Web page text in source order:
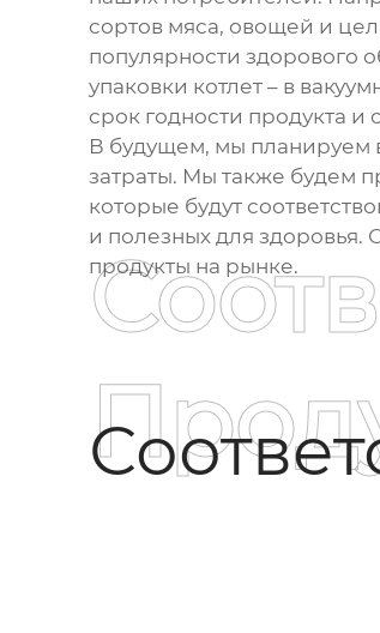
сортов мяса, овощей и
популярности здорового
упаковки котлет – в
срок годности продукта и
В будущем, мы планируем
затраты. Мы также будем
которые будут
и полезных для
продукты на рынке.